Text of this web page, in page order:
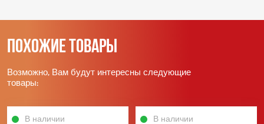
Похожие товары
Возможно, Вам будут интересны следующие
товары:
В наличии В наличии